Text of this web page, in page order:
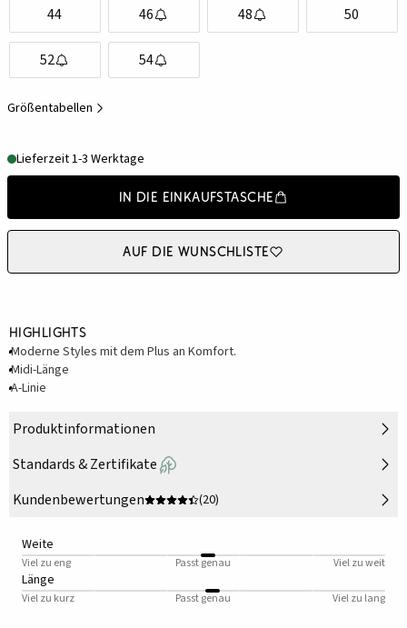
44 46 48 50
52 54
Größentabellen
Lieferzeit 1-3 Werktage
In die Einkaufstasche
Auf die Wunschliste
Highlights
Moderne Styles mit dem Plus an Komfort.
Midi-Länge
A-Linie
Produktinformationen
Standards & Zertifikate
Kundenbewertungen
(20)
Weite
Viel zu eng Passt genau Viel zu weit
Länge
Viel zu kurz Passt genau Viel zu lang